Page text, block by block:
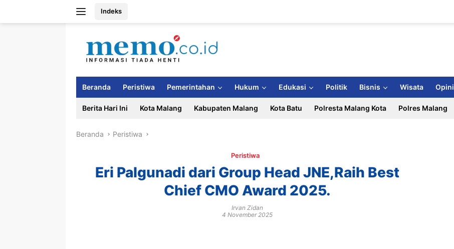
Indeks
Beranda Peristiwa Pemerintahan Hukum Edukasi Politik Bisnis Wisata Opini
Berita Hari Ini Kota Malang Kabupaten Malang Kota Batu Polresta Malang Kota Polres Malang
Beranda Peristiwa
Peristiwa
Eri Palgunadi dari Group Head JNE,Raih Best
Chief CMO Award 2025.
Irvan Zidan
4 November 2025